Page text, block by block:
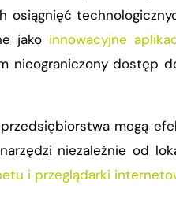
osiągnięć
jako innowacyjne
nieograniczony dostęp
mogą
niezależnie od
i przeglądarki